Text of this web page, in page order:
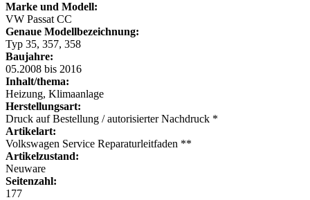
Marke und Modell:
VW Passat CC
Genaue Modellbezeichnung:
Typ 35, 357, 358
Baujahre:
05.2008 bis 2016
Inhalt/thema:
Heizung, Klimaanlage
Herstellungsart:
Druck auf Bestellung / autorisierter Nachdruck *
Artikelart:
Volkswagen Service Reparaturleitfaden **
Artikelzustand:
Neuware
Seitenzahl:
177